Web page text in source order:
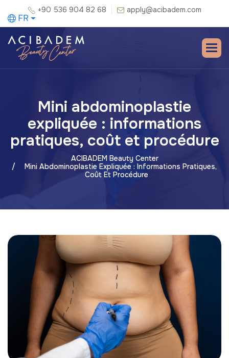
+90 536 904 82 68 apply@acibadem.com
FR
Mini abdominoplastie
expliquée : informations
pratiques, coût et procédure
ACIBADEM Beauty Center
Mini Abdominoplastie Expliquée : Informations Pratiques,
Coût Et Procédure